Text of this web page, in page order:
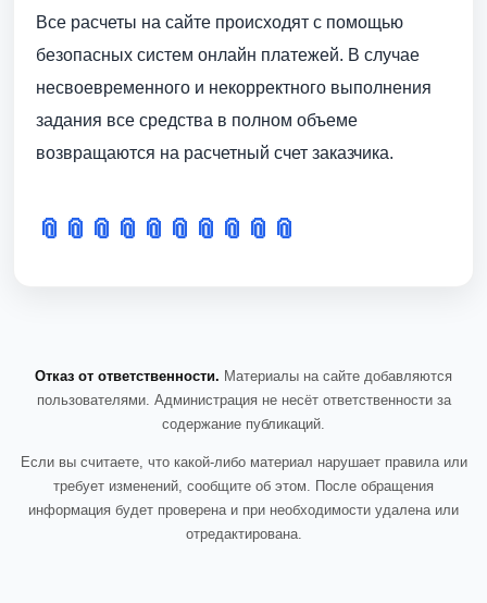
Все расчеты на сайте происходят с помощью
безопасных систем онлайн платежей. В случае
несвоевременного и некорректного выполнения
задания все средства в полном объеме
возвращаются на расчетный счет заказчика.
📎 📎 📎 📎 📎 📎 📎 📎 📎 📎
Отказ от ответственности. Материалы на сайте добавляются
пользователями. Администрация не несёт ответственности за
содержание публикаций.
Если вы считаете, что какой-либо материал нарушает правила или
требует изменений, сообщите об этом. После обращения
информация будет проверена и при необходимости удалена или
отредактирована.